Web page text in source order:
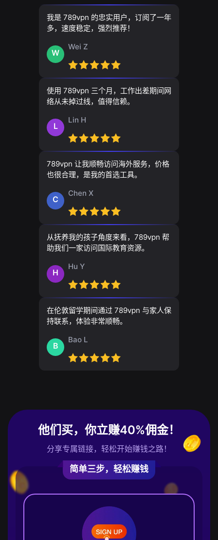
我是 789vpn 的忠实用户，订阅了一年
多，速度稳定，强烈推荐！
W
Wei Z
使用 789vpn 三个月，工作出差期间网
络从未掉过线，值得信赖。
L
Lin H
789vpn 让我顺畅访问海外服务，价格
也很合理，是我的首选工具。
C
Chen X
从抚养我的孩子角度来看，789vpn 帮
助我们一家访问国际教育资源。
H
Hu Y
在伦敦留学期间通过 789vpn 与家人保
持联系，体验非常顺畅。
B
Bao L
他们买，你立赚40%佣金！
分享专属链接，轻松开始赚钱之路！
简单三步，轻松赚钱